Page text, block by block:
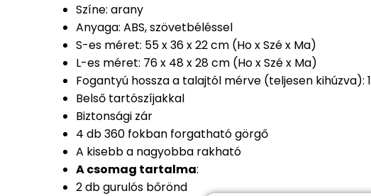
Színe: arany
Anyaga: ABS, szövetbéléssel
S-es méret: 55 x 36 x 22 cm (Ho x Szé x Ma)
L-es méret: 76 x 48 x 28 cm (Ho x Szé x Ma)
Fogantyú hossza a talajtól mérve (teljesen kihúzva):
Belső tartószíjakkal
Biztonsági zár
4 db 360 fokban forgatható görgő
A kisebb a nagyobba rakható
A csomag tartalma:
2 db gurulós bőrönd